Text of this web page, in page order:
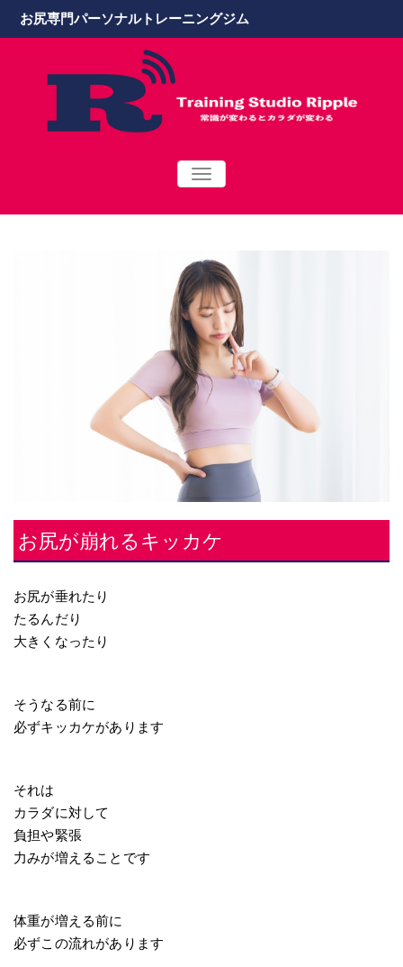
お尻専門パーソナルトレーニングジム
TOGGLE
NAVIGATION
お尻が崩れるキッカケ
お尻が垂れたり
たるんだり
大きくなったり
そうなる前に
必ずキッカケがあります
それは
カラダに対して
負担や緊張
力みが増えることです
体重が増える前に
必ずこの流れがあります